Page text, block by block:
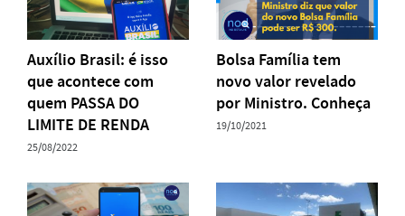
Auxílio Brasil: é isso
que acontece com
quem PASSA DO
LIMITE DE RENDA
25/08/2022
Bolsa Família tem
novo valor revelado
por Ministro. Conheça
19/10/2021